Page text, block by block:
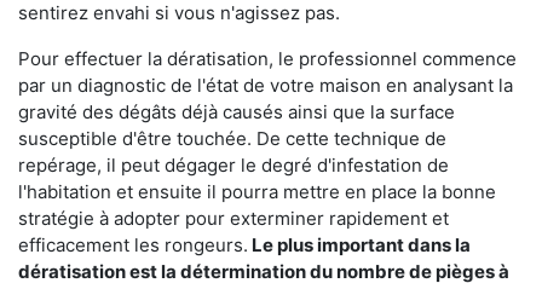
sentirez envahi si vous n'agissez pas.
Pour effectuer la dératisation, le professionnel commence
par un diagnostic de l'état de votre maison en analysant la
gravité des dégâts déjà causés ainsi que la surface
susceptible d'être touchée. De cette technique de
repérage, il peut dégager le degré d'infestation de
l'habitation et ensuite il pourra mettre en place la bonne
stratégie à adopter pour exterminer rapidement et
efficacement les rongeurs. Le plus important dans la
dératisation est la détermination du nombre de pièges à